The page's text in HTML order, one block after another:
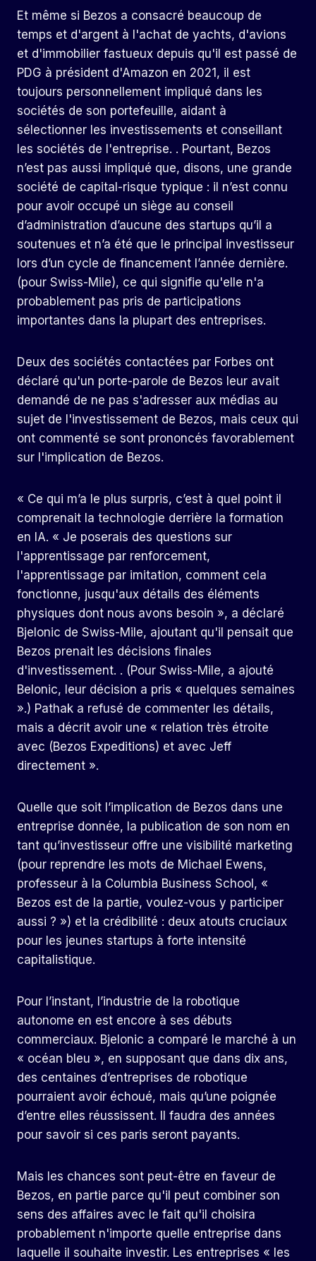
Et même si Bezos a consacré beaucoup de
temps et d'argent à l'achat de yachts, d'avions
et d'immobilier fastueux depuis qu'il est passé de
PDG à président d'Amazon en 2021, il est
toujours personnellement impliqué dans les
sociétés de son portefeuille, aidant à
sélectionner les investissements et conseillant
les sociétés de l'entreprise. . Pourtant, Bezos
n’est pas aussi impliqué que, disons, une grande
société de capital-risque typique : il n’est connu
pour avoir occupé un siège au conseil
d’administration d’aucune des startups qu’il a
soutenues et n’a été que le principal investisseur
lors d’un cycle de financement l’année dernière.
(pour Swiss-Mile), ce qui signifie qu'elle n'a
probablement pas pris de participations
importantes dans la plupart des entreprises.
Deux des sociétés contactées par Forbes ont
déclaré qu'un porte-parole de Bezos leur avait
demandé de ne pas s'adresser aux médias au
sujet de l'investissement de Bezos, mais ceux qui
ont commenté se sont prononcés favorablement
sur l'implication de Bezos.
« Ce qui m’a le plus surpris, c’est à quel point il
comprenait la technologie derrière la formation
en IA. « Je poserais des questions sur
l'apprentissage par renforcement,
l'apprentissage par imitation, comment cela
fonctionne, jusqu'aux détails des éléments
physiques dont nous avons besoin », a déclaré
Bjelonic de Swiss-Mile, ajoutant qu'il pensait que
Bezos prenait les décisions finales
d'investissement. . (Pour Swiss-Mile, a ajouté
Belonic, leur décision a pris « quelques semaines
».) Pathak a refusé de commenter les détails,
mais a décrit avoir une « relation très étroite
avec (Bezos Expeditions) et avec Jeff
directement ».
Quelle que soit l’implication de Bezos dans une
entreprise donnée, la publication de son nom en
tant qu’investisseur offre une visibilité marketing
(pour reprendre les mots de Michael Ewens,
professeur à la Columbia Business School, «
Bezos est de la partie, voulez-vous y participer
aussi ? ») et la crédibilité : deux atouts cruciaux
pour les jeunes startups à forte intensité
capitalistique.
Pour l’instant, l’industrie de la robotique
autonome en est encore à ses débuts
commerciaux. Bjelonic a comparé le marché à un
« océan bleu », en supposant que dans dix ans,
des centaines d’entreprises de robotique
pourraient avoir échoué, mais qu’une poignée
d’entre elles réussissent. Il faudra des années
pour savoir si ces paris seront payants.
Mais les chances sont peut-être en faveur de
Bezos, en partie parce qu'il peut combiner son
sens des affaires avec le fait qu'il choisira
probablement n'importe quelle entreprise dans
laquelle il souhaite investir. Les entreprises « les